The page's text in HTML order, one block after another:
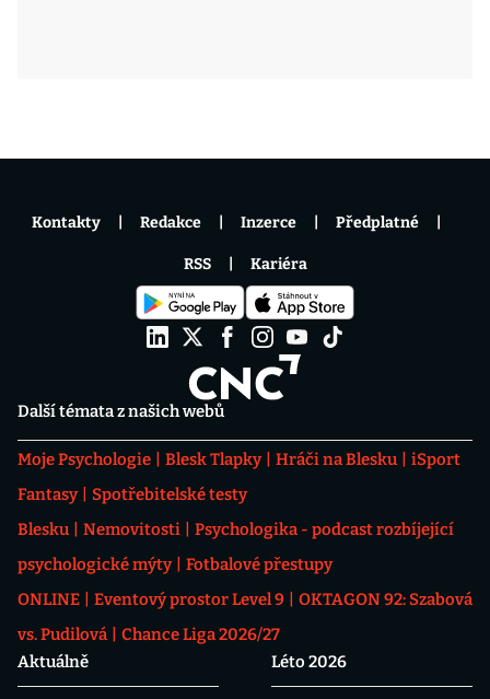
Další témata z našich webů
Moje Psychologie Blesk Tlapky Hráči na Blesku
iSport
Fantasy
Spotřebitelské testy
Blesku
Nemovitosti
Psychologika - podcast rozbíjející
psychologické mýty
Fotbalové přestupy
ONLINE
Eventový prostor Level 9
OKTAGON 92: Szabová
vs. Pudilová
Chance Liga 2026/27
Aktuálně
Léto 2026
Kontakty Redakce Inzerce Předplatné
RSS Kariéra